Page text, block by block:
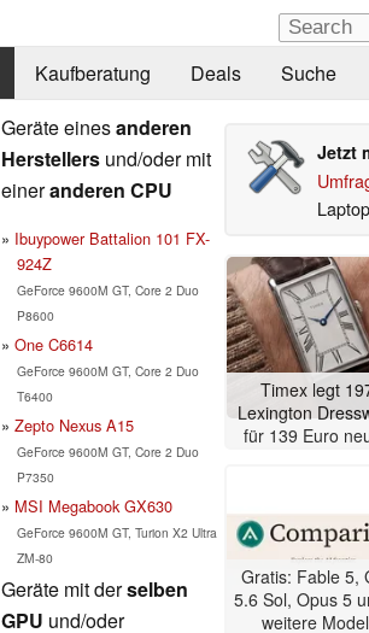
Kaufberatung Deals Suche
Geräte einesanderen
Herstellers und/oder mit
eineranderen CPU
Ibuypower Battalion 101 FX-
924Z
GeForce 9600M GT, Core 2 Duo
P8600
One C6614
GeForce 9600M GT, Core 2 Duo
T6400
Zepto Nexus A15
GeForce 9600M GT, Core 2 Duo
P7350
MSI Megabook GX630
GeForce 9600M GT, Turion X2 Ultra
ZM-80
Geräte mit derselben
GPU und/oder
Jetzt
Timex legt
Lexington
für 139 Euro
Gratis: Fable 5,
5.6 Sol, Opus 5
weitere